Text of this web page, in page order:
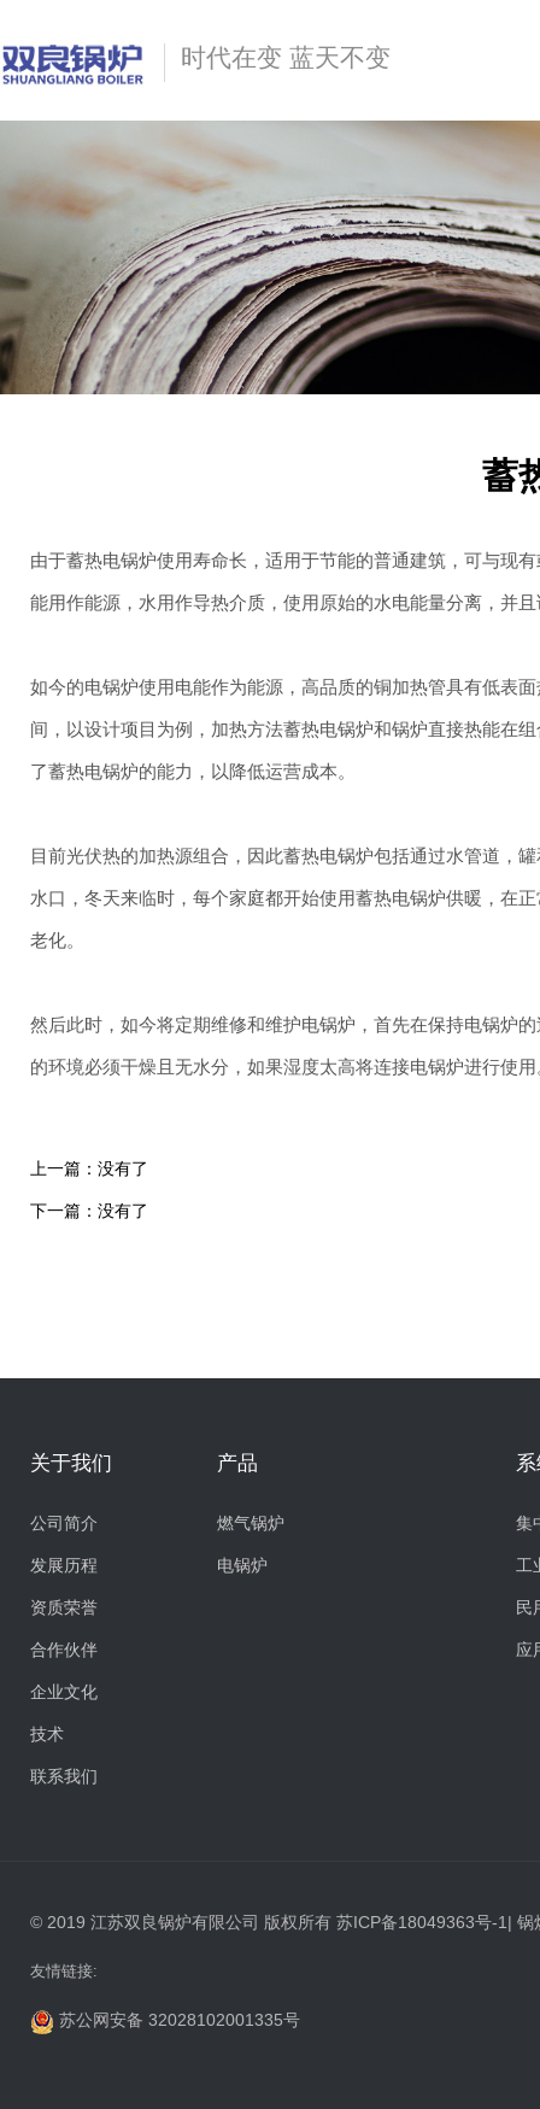
时代在变 蓝天不变
蓄
由于蓄热电锅炉使用寿命长，适用于节能的普通建筑，可与现
能用作能源，水用作导热介质，使用原始的水电能量分离，并
如今的电锅炉使用电能作为能源，高品质的铜加热管具有低表
间，以设计项目为例，加热方法蓄热电锅炉和锅炉直接热能在
了蓄热电锅炉的能力，以降低运营成本。
目前光伏热的加热源组合，因此蓄热电锅炉包括通过水管道，
水口，冬天来临时，每个家庭都开始使用蓄热电锅炉供暖，在
老化。
然后此时，如今将定期维修和维护电锅炉，首先在保持电锅炉
的环境必须干燥且无水分，如果湿度太高将连接电锅炉进行使用
上一篇：没有了
下一篇：没有了
关于我们
公司简介
发展历程
资质荣誉
合作伙伴
企业文化
技术
联系我们
产品
燃气锅炉
电锅炉
集
工
民
应
© 2019 江苏双良锅炉有限公司 版权所有 苏ICP备18049363号-1| 锅
友情链接:
苏公网安备 32028102001335号